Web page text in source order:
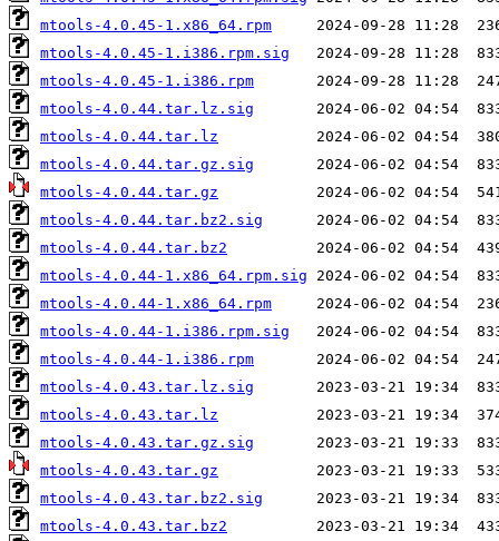
mtools-4.0.45-1.x86_64.rpm
mtools-4.0.45-1.i386.rpm.sig
mtools-4.0.45-1.i386.rpm
mtools-4.0.44.tar.lz.sig
mtools-4.0.44.tar.lz
mtools-4.0.44.tar.gz.sig
mtools-4.0.44.tar.gz
mtools-4.0.44.tar.bz2.sig
mtools-4.0.44.tar.bz2
mtools-4.0.44-1.x86_64.rpm.sig
mtools-4.0.44-1.x86_64.rpm
mtools-4.0.44-1.i386.rpm.sig
mtools-4.0.44-1.i386.rpm
mtools-4.0.43.tar.lz.sig
mtools-4.0.43.tar.lz
mtools-4.0.43.tar.gz.sig
mtools-4.0.43.tar.gz
mtools-4.0.43.tar.bz2.sig
mtools-4.0.43.tar.bz2